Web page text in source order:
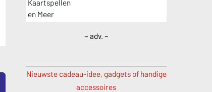
~ adv. ~
Nieuwste cadeau-idee, gadgets of handige
accessoires